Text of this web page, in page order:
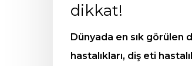
dikkat!
Dünyada en sık görülen
hastalıkları, diş eti